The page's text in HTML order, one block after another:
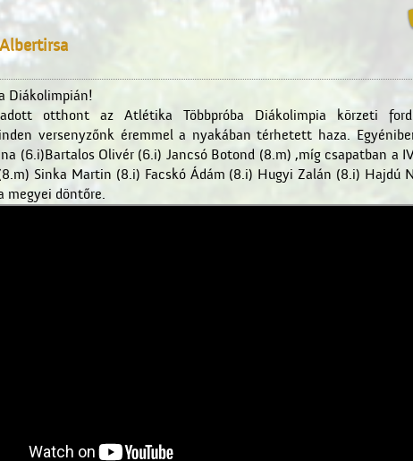
Diákolimpián!
otthont az Atlétika Többpróba Diákolimpia körzeti
versenyzőnk éremmel a nyakában térhetett haza.
(6.i)Bartalos Olivér (6.i) Jancsó Botond (8.m) ,míg csapatban a
Sinka Martin (8.i) Facskó Ádám (8.i) Hugyi Zalán (8.i) Hajdú
megyei döntőre.